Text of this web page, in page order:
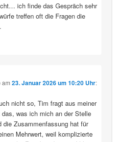
ich finde das Gespräch sehr
treffen oft die Fragen die
am 23. Januar 2026 um 10:20 Uhr:
nicht so, Tim fragt aus meiner
was ich mich an der Stelle
die Zusammenfassung hat für
Mehrwert, weil komplizierte